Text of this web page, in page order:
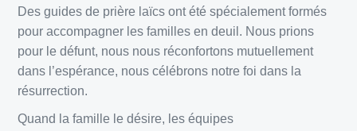
Des guides de prière laïcs ont été spécialement formés
pour accompagner les familles en deuil. Nous prions
pour le défunt, nous nous réconfortons mutuellement
dans l’espérance, nous célébrons notre foi dans la
résurrection.
Quand la famille le désire, les équipes